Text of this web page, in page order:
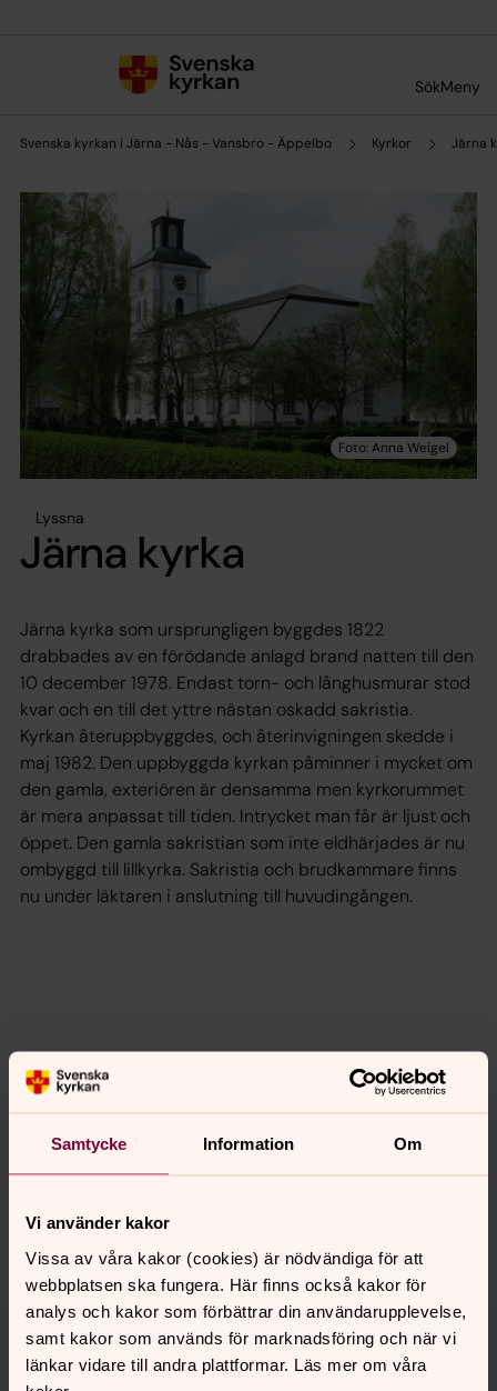
Samtycke Information Om
Vi använder kakor
Vissa av våra kakor (cookies) är nödvändiga för att
webbplatsen ska fungera. Här finns också kakor för
analys och kakor som förbättrar din användarupplevelse,
samt kakor som används för marknadsföring och när vi
länkar vidare till andra plattformar. Läs mer om våra
SökMeny
Svenska kyrkan i Järna - Nås - Vansbro - Äppelbo Kyrkor Järna
Lyssna
Järna kyrka
Järna kyrka som ursprungligen byggdes 1822
drabbades av en förödande anlagd brand natten till den
10 december 1978. Endast torn- och långhusmurar stod
kvar och en till det yttre nästan oskadd sakristia.
Kyrkan återuppbyggdes, och återinvigningen skedde i
maj 1982. Den uppbyggda kyrkan påminner i mycket om
den gamla, exteriören är densamma men kyrkorummet
är mera anpassat till tiden. Intrycket man får är ljust och
öppet. Den gamla sakristian som inte eldhärjades är nu
ombyggd till lillkyrka. Sakristia och brudkammare finns
nu under läktaren i anslutning till huvudingången.
Senast ändrad 13 oktober 2017
Synpunkter eller frågor på sidans
innehåll?
jarna.forsamling@svenskakyrkan.se
Tillbaka till toppen
Tillbaka till innehållet